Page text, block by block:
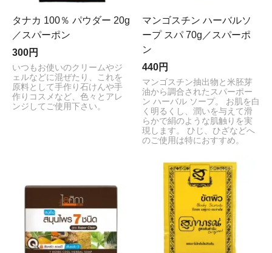
タナカ 100％ パウダー 20g
／スパーポン
300円
いつもお使いのクリームやジ
ェルなどに混ぜたり、これを
原料として手作り石けんや手
作りコスメなど、色々とアレ
ンジしてご使用下さい。
マンゴスチン ハーバルソ
ープ スパ 70g／スパーポ
ン
440円
マンゴスチン抽出物と米胚芽
油から調合されたスパーポー
ン ハーバル ソープ。 お肌を白
く明るくし、潤いを与えて滑
らかで絹のような肌触りを実
現します。 ひじ、ひざなどへ
のご使用は特におすすめ。